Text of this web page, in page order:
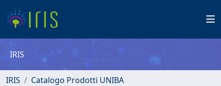
IRIS
IRIS
Catalogo Prodotti UNIBA